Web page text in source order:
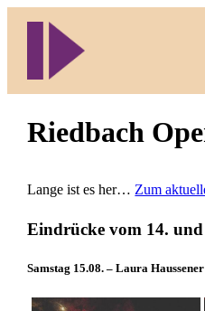
Riedbach
Lange ist es her… Zum
Eindrücke vom 14.
Samstag 15.08. – Laura Haussener